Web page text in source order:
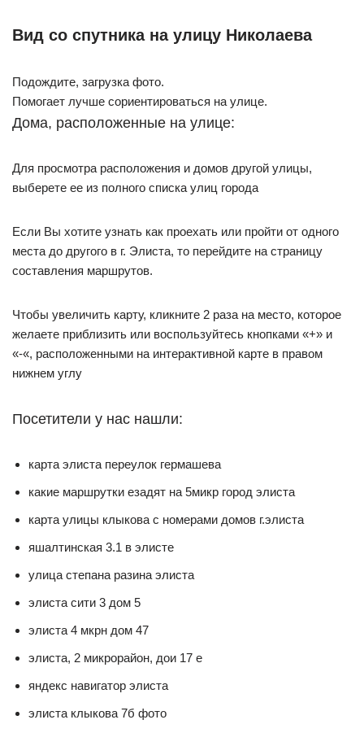
Вид со спутника на улицу Николаева
Подождите, загрузка фото.
Помогает лучше сориентироваться на улице.
Дома, расположенные на улице:
Для просмотра расположения и домов другой улицы,
выберете ее из полного списка улиц города
Если Вы хотите узнать как проехать или пройти от одного
места до другого в г. Элиста, то перейдите на страницу
составления маршрутов.
Чтобы увеличить карту, кликните 2 раза на место, которое
желаете приблизить или воспользуйтесь кнопками «+» и
«-«, расположенными на интерактивной карте в правом
нижнем углу
Посетители у нас нашли:
карта элиста переулок гермашева
какие маршрутки езадят на 5микр город элиста
карта улицы клыкова с номерами домов г.элиста
яшалтинская 3.1 в элисте
улица степана разина элиста
элиста сити 3 дом 5
элиста 4 мкрн дом 47
элиста, 2 микрорайон, дои 17 е
яндекс навигатор элиста
элиста клыкова 7б фото